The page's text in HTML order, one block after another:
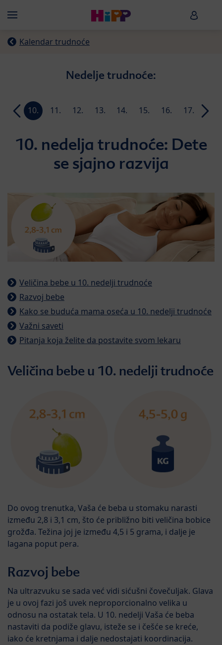
Menü HiPP
Kalendar trudnoće
Nedelje trudnoće:
9.
10.
11.
12.
13.
14.
15.
16.
17.
18.
10. nedelja trudnoće: Dete
se sjajno razvija
Veličina bebe u 10. nedelji trudnoće
Razvoj bebe
Kako se buduća mama oseća u 10. nedelji trudnoće
Važni saveti
Pitanja koja želite da postavite svom lekaru
Veličina bebe u 10. nedelji trudnoće
Do ovog trenutka, Vaša će beba u stomaku narasti
između 2,8 i 3,1 cm, što će približno biti veličina bobice
grožđa. Težina joj je između 4,5 i 5 grama, i dalje je
lagana poput pera.
Razvoj bebe
Na ultrazvuku se sada već vidi sićušni čovečuljak. Glava
je u ovoj fazi još uvek neproporcionalno velika u
odnosu na ostatak tela. U 10. nedelji Vaša će beba
nastaviti da podiže glavu, isteže se i češće se kreće,
iako će kretnjama i dalje nedostajati koordinacija.